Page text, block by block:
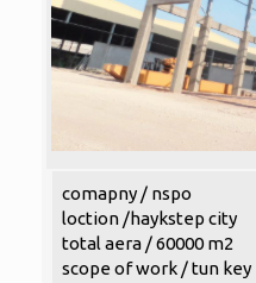
comapny / nspo
loction /haykstep city
total aera / 60000 m2
scope of work / tun key